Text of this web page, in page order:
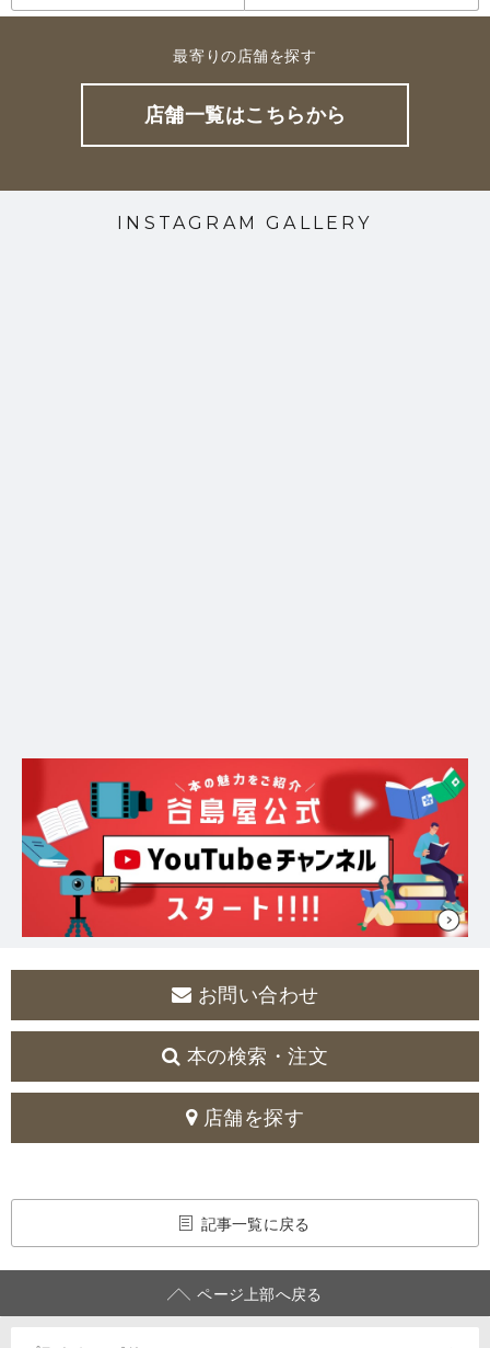
最寄りの店舗を探す
店舗一覧はこちらから
INSTAGRAM GALLERY
お問い合わせ
本の検索・注文
店舗を探す
記事一覧に戻る
ページ上部へ戻る